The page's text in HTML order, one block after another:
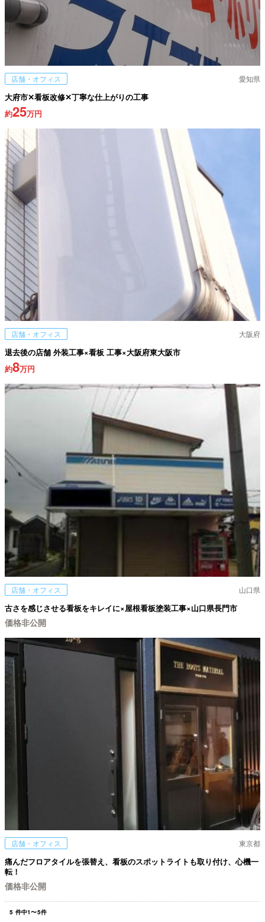
店舗・オフィス 愛知県
大府市✕看板改修✕丁寧な仕上がりの工事
約25万円
店舗・オフィス 大阪府
退去後の店舗 外装工事×看板 工事×大阪府東大阪市
約8万円
店舗・オフィス 山口県
古さを感じさせる看板をキレイに×屋根看板塗装工事×山口県長門市
価格非公開
店舗・オフィス 東京都
痛んだフロアタイルを張替え、看板のスポットライトも取り付け、心機一
転！
価格非公開
5 件中1〜5件